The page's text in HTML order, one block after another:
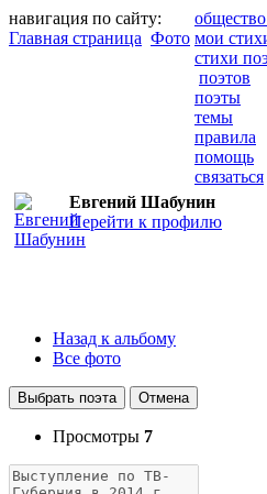
навигация по сайту:
Главная страница Фото мои
стихи
поэтов
поэты
темы
правила
помощь
связаться
Евгений Шабунин
Перейти к профилю
Назад к альбому
Все фото
Выбрать поэта Отмена
Просмотры 7